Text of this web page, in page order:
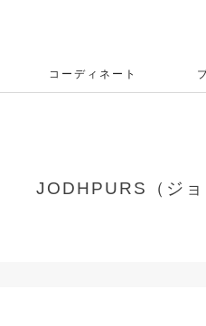
コーディネート
JODHPURS（ジ